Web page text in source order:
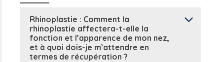
Rhinoplastie : Comment la
rhinoplastie affectera-t-elle la
fonction et l’apparence de mon nez,
et à quoi dois-je m’attendre en
termes de récupération ?